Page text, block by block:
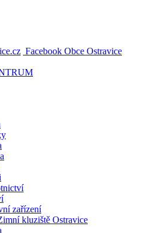
Facebook Obce Ostravice
zařízení
kluziště Ostravice